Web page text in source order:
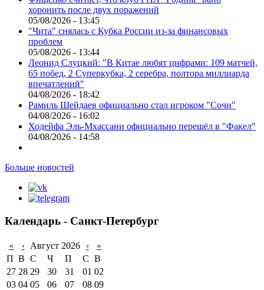
хоронить после двух поражений
05/08/2026 - 13:45
"Чита" снялась с Кубка России из-за финансовых
проблем
05/08/2026 - 13:44
Леонид Слуцкий: "В Китае любят цифрами: 109 матчей,
65 побед, 2 Суперкубка, 2 серебра, полтора миллиарда
впечатлений"
04/08/2026 - 18:42
Рамиль Шейдаев официально стал игроком "Сочи"
04/08/2026 - 16:02
Ходейфа Эль-Мхассани официально перешёл в "Факел"
04/08/2026 - 14:58
Больше новостей
Календарь - Санкт-Петербург
« ‹ Август 2026 ›
»
П В С Ч П С В
27 28 29 30 31 01 02
03 04 05 06 07 08 09